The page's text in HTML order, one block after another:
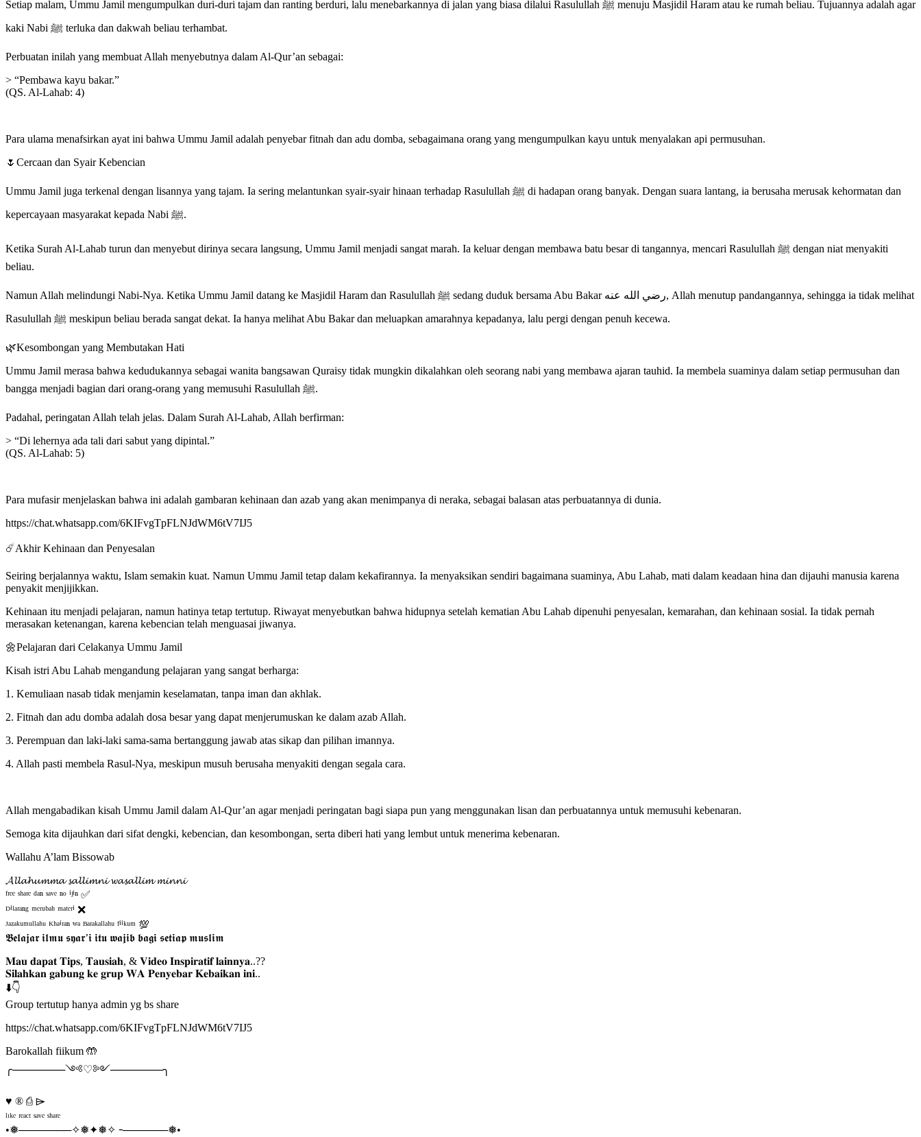
Setiap malam, Ummu Jamil mengumpulkan duri-duri tajam dan ranting berduri, lalu menebarkannya di jalan yang biasa dilalui Rasulullah ﷺ menuju Masjidil Haram atau ke rumah beliau. Tujuannya adalah agar
kaki Nabi ﷺ terluka dan dakwah beliau terhambat.
Perbuatan inilah yang membuat Allah menyebutnya dalam Al-Qur’an sebagai:
> “Pembawa kayu bakar.”
(QS. Al-Lahab: 4)
Para ulama menafsirkan ayat ini bahwa Ummu Jamil adalah penyebar fitnah dan adu domba, sebagaimana orang yang mengumpulkan kayu untuk menyalakan api permusuhan.
🌷Cercaan dan Syair Kebencian
Ummu Jamil juga terkenal dengan lisannya yang tajam. Ia sering melantunkan syair-syair hinaan terhadap Rasulullah ﷺ di hadapan orang banyak. Dengan suara lantang, ia berusaha merusak kehormatan dan
kepercayaan masyarakat kepada Nabi ﷺ.
Ketika Surah Al-Lahab turun dan menyebut dirinya secara langsung, Ummu Jamil menjadi sangat marah. Ia keluar dengan membawa batu besar di tangannya, mencari Rasulullah ﷺ dengan niat menyakiti
beliau.
Namun Allah melindungi Nabi-Nya. Ketika Ummu Jamil datang ke Masjidil Haram dan Rasulullah ﷺ sedang duduk bersama Abu Bakar رضي الله عنه, Allah menutup pandangannya, sehingga ia tidak melihat
Rasulullah ﷺ meskipun beliau berada sangat dekat. Ia hanya melihat Abu Bakar dan meluapkan amarahnya kepadanya, lalu pergi dengan penuh kecewa.
🌿Kesombongan yang Membutakan Hati
Ummu Jamil merasa bahwa kedudukannya sebagai wanita bangsawan Quraisy tidak mungkin dikalahkan oleh seorang nabi yang membawa ajaran tauhid. Ia membela suaminya dalam setiap permusuhan dan
bangga menjadi bagian dari orang-orang yang memusuhi Rasulullah ﷺ.
Padahal, peringatan Allah telah jelas. Dalam Surah Al-Lahab, Allah berfirman:
> “Di lehernya ada tali dari sabut yang dipintal.”
(QS. Al-Lahab: 5)
Para mufasir menjelaskan bahwa ini adalah gambaran kehinaan dan azab yang akan menimpanya di neraka, sebagai balasan atas perbuatannya di dunia.
https://chat.whatsapp.com/6KIFvgTpFLNJdWM6tV7IJ5
☄️Akhir Kehinaan dan Penyesalan
Seiring berjalannya waktu, Islam semakin kuat. Namun Ummu Jamil tetap dalam kekafirannya. Ia menyaksikan sendiri bagaimana suaminya, Abu Lahab, mati dalam keadaan hina dan dijauhi manusia karena
penyakit menjijikkan.
Kehinaan itu menjadi pelajaran, namun hatinya tetap tertutup. Riwayat menyebutkan bahwa hidupnya setelah kematian Abu Lahab dipenuhi penyesalan, kemarahan, dan kehinaan sosial. Ia tidak pernah
merasakan ketenangan, karena kebencian telah menguasai jiwanya.
🌼Pelajaran dari Celakanya Ummu Jamil
Kisah istri Abu Lahab mengandung pelajaran yang sangat berharga:
1. Kemuliaan nasab tidak menjamin keselamatan, tanpa iman dan akhlak.
2. Fitnah dan adu domba adalah dosa besar yang dapat menjerumuskan ke dalam azab Allah.
3. Perempuan dan laki-laki sama-sama bertanggung jawab atas sikap dan pilihan imannya.
4. Allah pasti membela Rasul-Nya, meskipun musuh berusaha menyakiti dengan segala cara.
Allah mengabadikan kisah Ummu Jamil dalam Al-Qur’an agar menjadi peringatan bagi siapa pun yang menggunakan lisan dan perbuatannya untuk memusuhi kebenaran.
Semoga kita dijauhkan dari sifat dengki, kebencian, dan kesombongan, serta diberi hati yang lembut untuk menerima kebenaran.
Wallahu A’lam Bissowab
𝓐𝓵𝓵𝓪𝓱𝓾𝓶𝓶𝓪 𝓼𝓪𝓵𝓵𝓲𝓶𝓷𝓲 𝔀𝓪𝓼𝓪𝓵𝓵𝓲𝓶 𝓶𝓲𝓷𝓷𝓲
ᶠʳᵉᵉ ˢʰᵃʳᵉ ᵈᵃⁿ ˢᵃᵛᵉ ⁿᵒ ⁱʲⁱⁿ ✅
ᴰⁱˡᵃʳᵃⁿᵍ ᵐᵉʳᵘᵇᵃʰ ᵐᵃᵗᵉʳⁱ ❌
ᴶᵃᶻᵃᵏᵘᵐᵘˡˡᵃʰᵘ ᴷʰᵃⁱʳᵃⁿ ʷᵃ ᴮᵃʳᵃᵏᵃˡˡᵃʰᵘ ᶠⁱⁱᵏᵘᵐ 💯
𝕭𝖊𝖑𝖆𝖏𝖆𝖗 𝖎𝖑𝖒𝖚 𝖘𝖞𝖆𝖗’𝖎 𝖎𝖙𝖚 𝖜𝖆𝖏𝖎𝖇 𝖇𝖆𝖌𝖎 𝖘𝖊𝖙𝖎𝖆𝖕 𝖒𝖚𝖘𝖑𝖎𝖒
𝐌𝐚𝐮 𝐝𝐚𝐩𝐚𝐭 𝐓𝐢𝐩𝐬, 𝐓𝐚𝐮𝐬𝐢𝐚𝐡, & 𝐕𝐢𝐝𝐞𝐨 𝐈𝐧𝐬𝐩𝐢𝐫𝐚𝐭𝐢𝐟 𝐥𝐚𝐢𝐧𝐧𝐲𝐚..??
𝐒𝐢𝐥𝐚𝐡𝐤𝐚𝐧 𝐠𝐚𝐛𝐮𝐧𝐠 𝐤𝐞 𝐠𝐫𝐮𝐩 𝐖𝐀 𝐏𝐞𝐧𝐲𝐞𝐛𝐚𝐫 𝐊𝐞𝐛𝐚𝐢𝐤𝐚𝐧 𝐢𝐧𝐢..
⬇️👇
Group tertutup hanya admin yg bs share
https://chat.whatsapp.com/6KIFvgTpFLNJdWM6tV7IJ5
Barokallah fiikum 🤲
╭───────༺♡༻───────╮
♥ ® ⎙ ⌲
ˡᶦᵏᵉ ʳᵉᵃᶜᵗ ˢᵃᵛᵉ ˢʰᵃʳᵉ
•❅───────✧❅✦❅✧╶──────❅•